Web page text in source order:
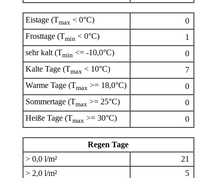
Eistage (Tmax < 0°C)
0
Frosttage (Tmin < 0°C)
1
sehr kalt (Tmin <= -10,0°C)
0
Kalte Tage (Tmax < 10°C)
7
Warme Tage (Tmax >= 18,0°C)
0
Sommertage (Tmax >= 25°C)
0
Heiße Tage (Tmax >= 30°C) 0
Regen Tage
> 0,0 l/m²
21
> 2,0 l/m²
5